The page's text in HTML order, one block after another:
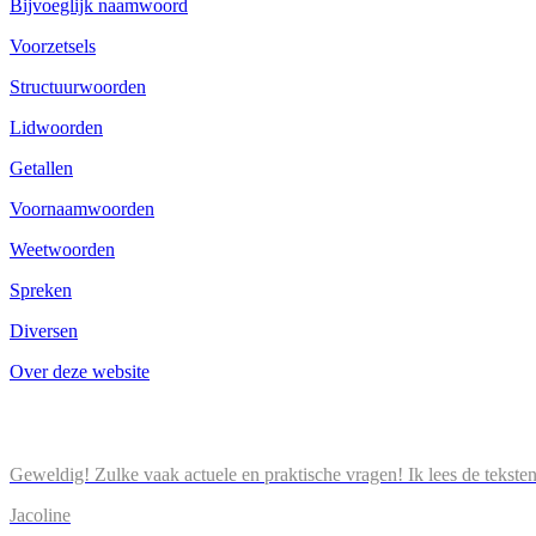
Bijvoeglijk naamwoord
Voorzetsels
Structuurwoorden
Lidwoorden
Getallen
Voornaamwoorden
Weetwoorden
Spreken
Diversen
Over deze website
Geweldig! Zulke vaak actuele en praktische vragen! Ik lees de
Jacoline